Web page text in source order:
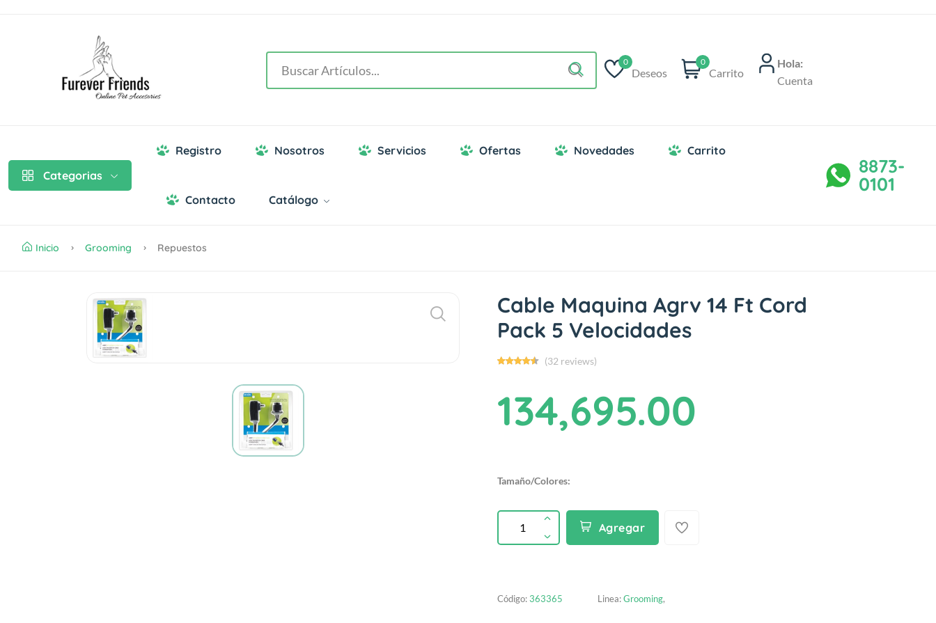
0
Deseos
0
Carrito
Hola:
Cuenta
Categorias
Registro Nosotros Servicios Ofertas Novedades Carrito
Contacto Catálogo
8873-
0101
Inicio Grooming Repuestos
Cable Maquina Agrv 14 Ft Cord
Pack 5 Velocidades
(32 reviews)
134,695.00
Tamaño/Colores:
Agregar
Código:363365 Linea:Grooming,